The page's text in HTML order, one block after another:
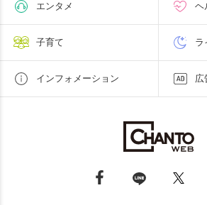
エンタメ ヘ
子育て ラ
インフォメーション 広